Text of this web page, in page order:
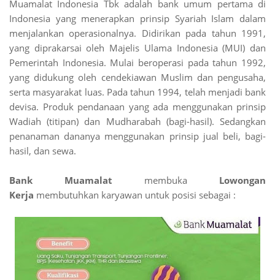
Muamalat Indonesia Tbk adalah bank umum pertama di
Indonesia yang menerapkan prinsip Syariah Islam dalam
menjalankan operasionalnya. Didirikan pada tahun 1991,
yang diprakarsai oleh Majelis Ulama Indonesia (MUI) dan
Pemerintah Indonesia. Mulai beroperasi pada tahun 1992,
yang didukung oleh cendekiawan Muslim dan pengusaha,
serta masyarakat luas. Pada tahun 1994, telah menjadi bank
devisa. Produk pendanaan yang ada menggunakan prinsip
Wadiah (titipan) dan Mudharabah (bagi-hasil). Sedangkan
penanaman dananya menggunakan prinsip jual beli, bagi-
hasil, dan sewa.
Bank Muamalat membuka Lowongan
Kerja membutuhkan karyawan untuk posisi sebagai :